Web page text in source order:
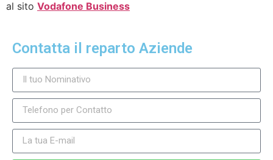
al sito Vodafone Business
Contatta il reparto Aziende